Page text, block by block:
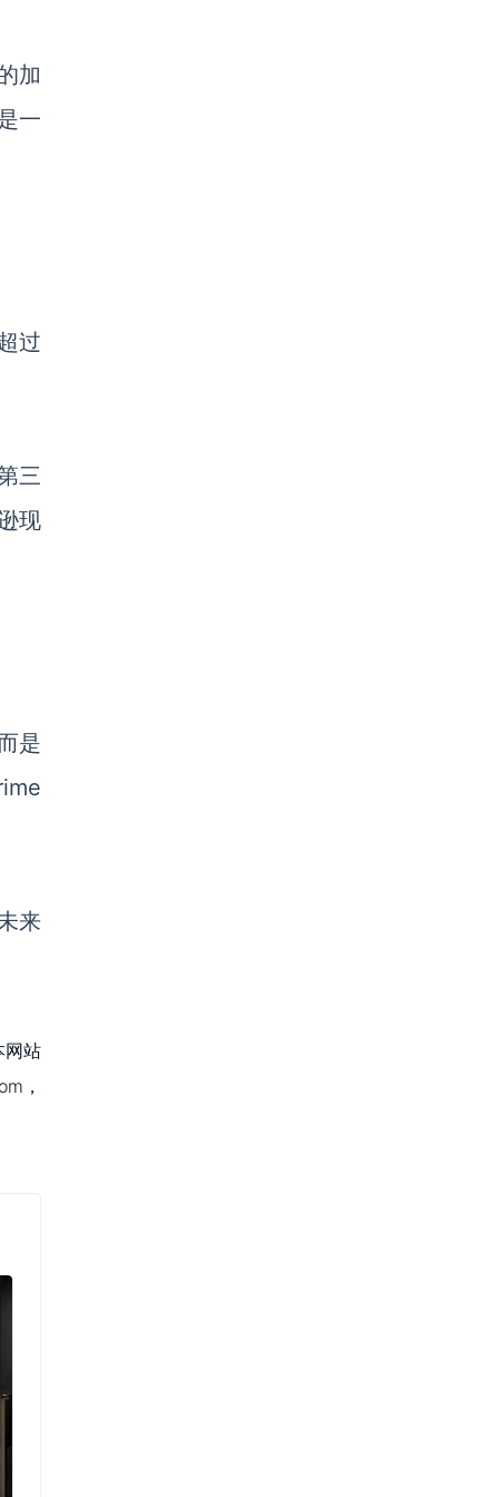
加
一
过
三
现
是
来
网站
，